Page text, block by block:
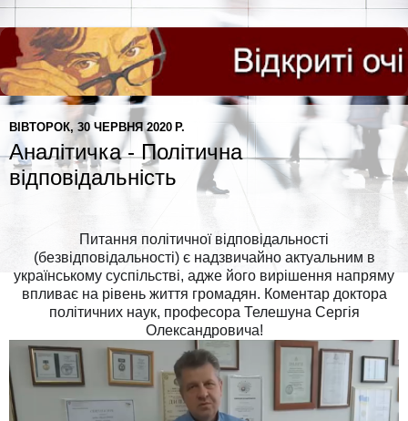
ВІВТОРОК, 30 ЧЕРВНЯ 2020 Р.
Аналітичка - Політична
відповідальність
Питання політичної відповідальності
(безвідповідальності) є надзвичайно актуальним в
українському суспільстві, адже його вирішення напряму
впливає на рівень життя громадян. Коментар доктора
політичних наук, професора Телешуна Сергія
Олександровича!